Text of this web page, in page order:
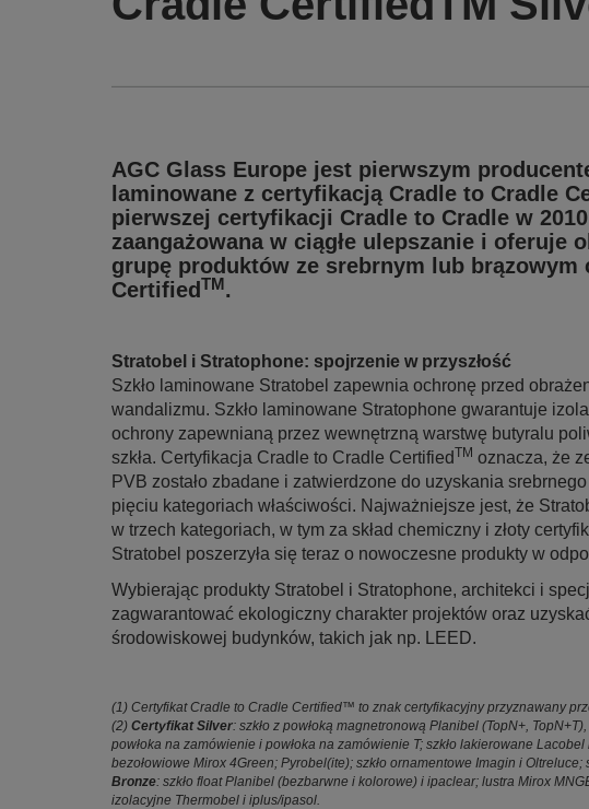
AGC Glass Europe jest pierwszym
laminowane z certyfikacją Cradle to Cradle
pierwszej certyfikacji Cradle to Cradle w
zaangażowana w ciągłe ulepszanie i oferuje
grupę produktów ze srebrnym lub brązowym
Certified TM.
Stratobel i Stratophone: spojrzenie w przyszłość
Szkło laminowane Stratobel zapewnia ochronę przed
wandalizmu. Szkło laminowane Stratophone gwarantuje
ochrony zapewnianą przez wewnętrzną warstwę butyralu
szkła. Certyfikacja Cradle to Cradle CertifiedTM oznacza, że
PVB zostało zbadane i zatwierdzone do uzyskania
pięciu kategoriach właściwości. Najważniejsze jest, że
w trzech kategoriach, w tym za skład chemiczny i złoty
Stratobel poszerzyła się teraz o nowoczesne produkty w
Wybierając produkty Stratobel i Stratophone, architekci i
zagwarantować ekologiczny charakter projektów oraz
środowiskowej budynków, takich jak np. LEED.
(1) Certyfikat Cradle to Cradle Certified™ to znak certyfikacyjny przyznawany
(2) Certyfikat Silver: szkło z powłoką magnetronową Planibel (TopN+,
powłoka na zamówienie i powłoka na zamówienie T; szkło lakierowane
bezołowiowe Mirox 4Green; Pyrobel(ite); szkło ornamentowe Imagin i
Bronze: szkło float Planibel (bezbarwne i kolorowe) i ipaclear; lustra Mirox
izolacyjne Thermobel i iplus/ipasol.